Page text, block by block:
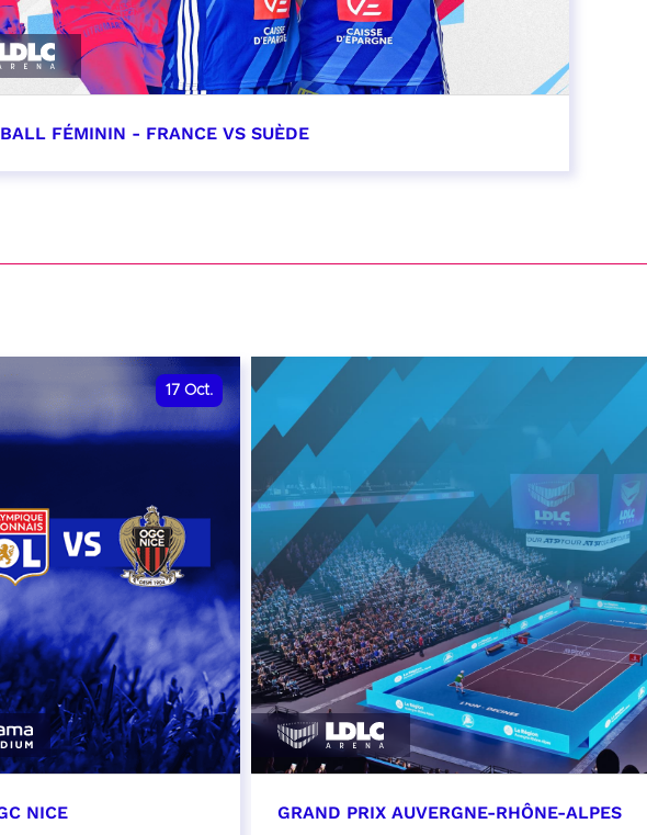
FÉMININ - FRANCE VS SUÈDE
17 Oct.
NICE GRAND PRIX AUVERGNE-RHÔNE-ALPES